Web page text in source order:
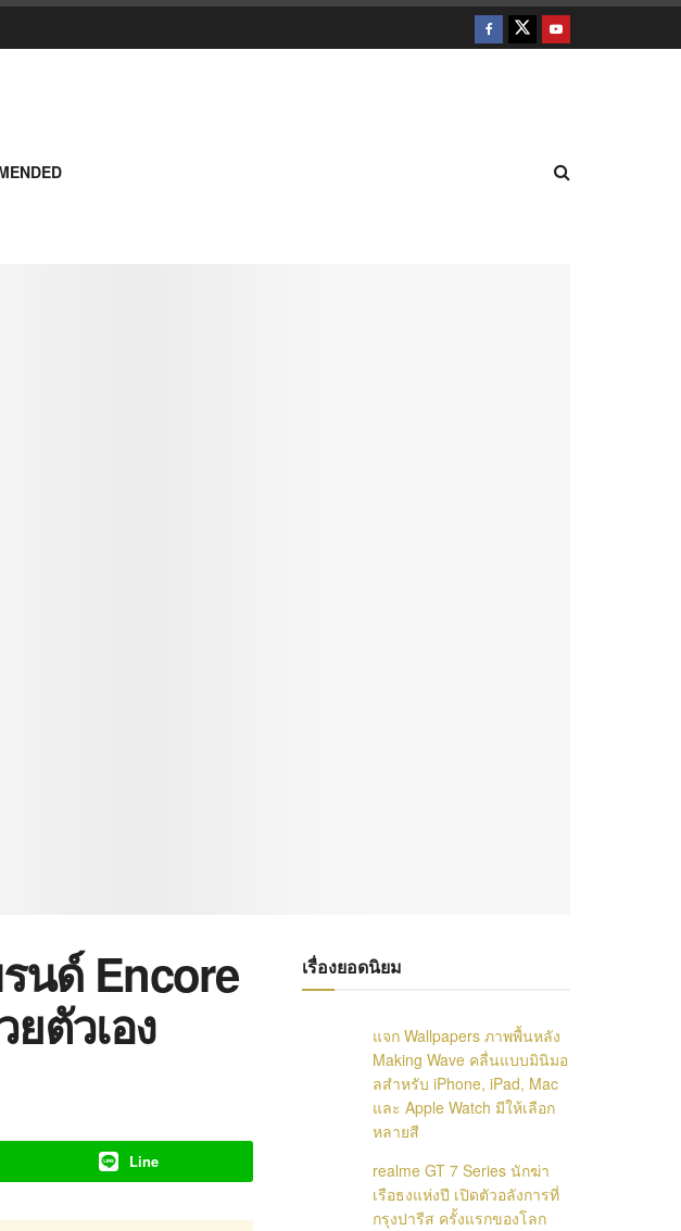
นด์ Encore
ตัวเอง
Line
เรื่องยอดนิยม
แจก Wallpapers ภาพพื้นหลัง
Making Wave คลื่นแบบมินิมอ
ลสำหรับ iPhone, iPad, Mac
และ Apple Watch มีให้เลือก
หลายสี
realme GT 7 Series นักฆ่า
เรือธงแห่งปี เปิดตัวอลังการที่
กรุงปารีส ครั้งแรกของโลก